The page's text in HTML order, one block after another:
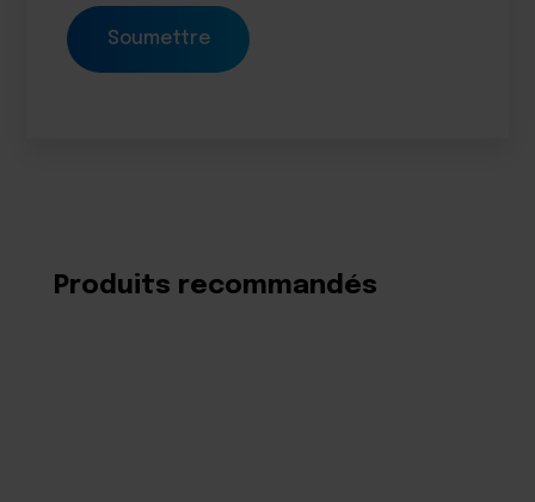
Produits recommandés